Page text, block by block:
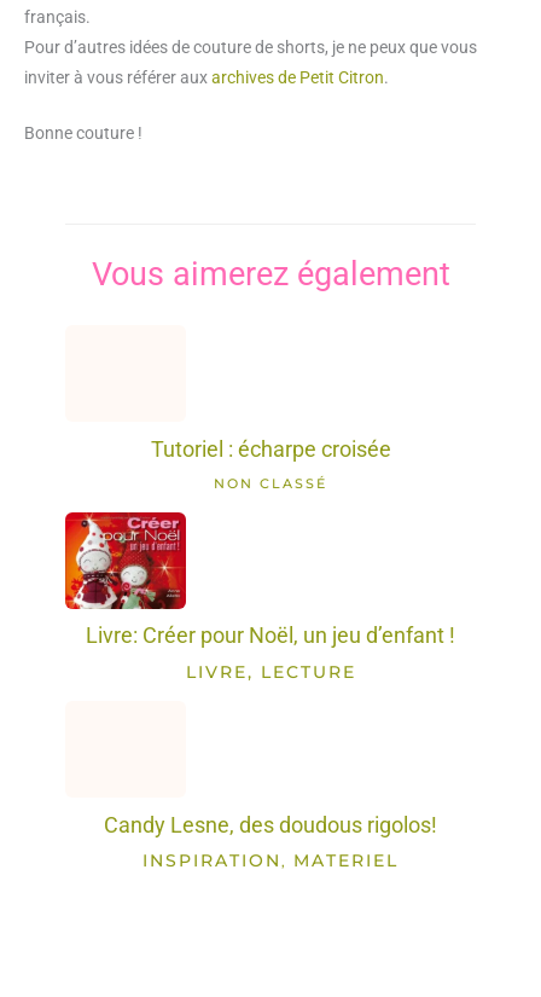
français.
Pour d’autres idées de couture de shorts, je ne peux que vous
inviter à vous référer auxarchives de Petit Citron.
Bonne couture !
Vous aimerez également
Tutoriel : écharpe croisée
NON CLASSÉ
Livre: Créer pour Noël, un jeu d’enfant !
LIVRE, LECTURE
Candy Lesne, des doudous rigolos!
INSPIRATION , MATERIEL